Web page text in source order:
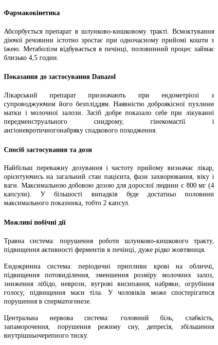
Фармакокінетика
Абсорбується препарат в шлунково-кишковому тракті. Всмоктування
діючої речовини істотно зростає при одночасному прийомі кошти з
їжею. Метаболізм відбувається в печінці, половинний процес займає
близько 4,5 годин.
Показання до застосування Danazol
Лікарський препарат призначають при ендометріозі з
супроводжуючим його безпліддям. Наявністю доброякісної пухлини
матки і молочної залози. Засіб добре показало себе при лікуванні
передменструального синдрому, гінекомастії і
ангіоневротичногонабряку спадкового походження.
Спосіб застосування та дози
Найбільш переважну дозування і частоту прийому визначає лікар,
орієнтуючись на загальний стан пацієнта, фази захворювання, віку і
ваги. Максимальною добовою дозою для дорослої людини є 800 мг (4
капсули). У більшості випадків буде достатньо половини
максимального показника, тобто 2 капсул.
Можливі побічні дії
Травна система: порушення роботи шлунково-кишкового тракту,
підвищення активності ферментів в печінці, дуже рідко жовтяниця.
Ендокринна система: періодичні припливи крові на обличчі,
підвищення потовиділення, зменшення розміру молочних залоз,
зниження лібідо, неврози, вугрові висипання, набряки, огрубіння
голосу, підвищення маси тіла. У чоловіків може спостерігатися
порушення в сперматогенезе.
Центральна нервова система: головний біль, слабкість,
запаморочення, порушення режиму сну, депресія, збільшення
внутрішньочерепного тиску.